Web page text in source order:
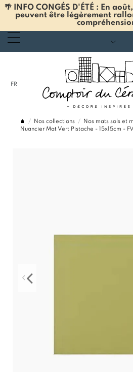
🌴 INFO CONGÉS D'ÉTÉ : En
peuvent être légèrement
FR
Nos collections Nos mats sols et
Nuancier Mat Vert Pistache - 15x15cm -